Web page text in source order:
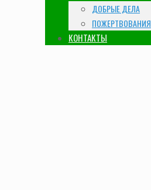
ДОБРЫЕ ДЕЛА
ПОЖЕРТВОВАНИЯ
КОНТАКТЫ